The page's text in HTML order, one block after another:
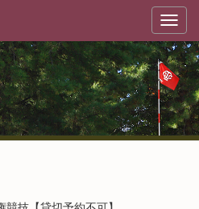
T
g
g
l
e
n
a
v
i
a
垂